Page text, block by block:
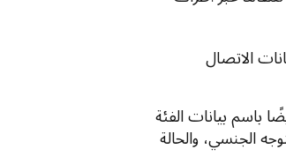
الاتصال
باسم بيانات الفئة
الجنسي، والحالة